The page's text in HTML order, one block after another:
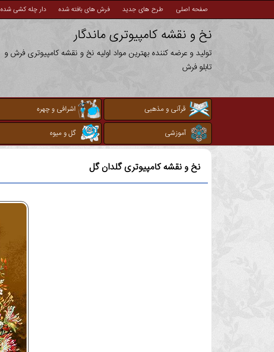
صفحه اصلی طرح های جدید فرش های بافته شده دار چله کشی شده
نخ و نقشه کامپیوتری ماندگار
تولید و عرضه کننده بهترین مواد اولیه نخ و نقشه کامپیوتری فرش و
تابلو فرش
قرآنی و مذهبی اشرافی و چهره
آموزشی
گل و میوه
نخ و نقشه کامپیوتریگلدان گل